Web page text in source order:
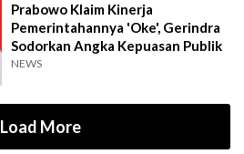
Prabowo Klaim Kinerja
Pemerintahannya 'Oke', Gerindra
Sodorkan Angka Kepuasan Publik
NEWS
Load More